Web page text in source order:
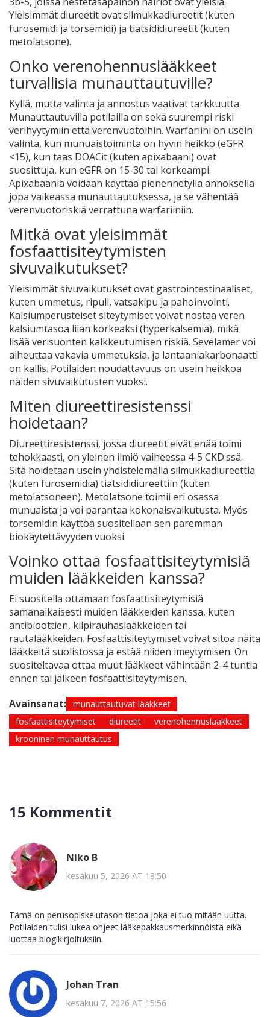
Yleisimmät diureetit ovat silmukkadiureetit (kuten
furosemidi ja torsemidi) ja tiatsididiureetit (kuten
metolatsone).
Onko verenohennuslääkkeet
turvallisia munauttautuville?
Kyllä, mutta valinta ja annostus vaativat tarkkuutta.
Munauttautuvilla potilailla on sekä suurempi riski
verihyytymiin että verenvuotoihin. Warfariini on usein
valinta, kun munuaistoiminta on hyvin heikko (eGFR
<15), kun taas DOACit (kuten apixabaani) ovat
suosittuja, kun eGFR on 15-30 tai korkeampi.
Apixabaania voidaan käyttää pienennetyllä annoksella
jopa vaikeassa munauttautuksessa, ja se vähentää
verenvuotoriskiä verrattuna warfariiniin.
Mitkä ovat yleisimmät
fosfaattisiteytymisten
sivuvaikutukset?
Yleisimmät sivuvaikutukset ovat gastrointestinaaliset,
kuten ummetus, ripuli, vatsakipu ja pahoinvointi.
Kalsiumperusteiset siteytymiset voivat nostaa veren
kalsiumtasoa liian korkeaksi (hyperkalsemia), mikä
lisää verisuonten kalkkeutumisen riskiä. Sevelamer voi
aiheuttaa vakavia ummetuksia, ja lantaaniakarbonaatti
on kallis. Potilaiden noudattavuus on usein heikkoa
näiden sivuvaikutusten vuoksi.
Miten diureettiresistenssi
hoidetaan?
Diureettiresistenssi, jossa diureetit eivät enää toimi
tehokkaasti, on yleinen ilmiö vaiheessa 4-5 CKD:ssä.
Sitä hoidetaan usein yhdistelemällä silmukkadiureettia
(kuten furosemidia) tiatsididiureettiin (kuten
metolatsoneen). Metolatsone toimii eri osassa
munuaista ja voi parantaa kokonaisvaikutusta. Myös
torsemidin käyttöä suositellaan sen paremman
biokäytettävyyden vuoksi.
Voinko ottaa fosfaattisiteytymisiä
muiden lääkkeiden kanssa?
Ei suositella ottamaan fosfaattisiteytymisiä
samanaikaisesti muiden lääkkeiden kanssa, kuten
antibioottien, kilpirauhaslääkkeiden tai
rautalääkkeiden. Fosfaattisiteytymiset voivat sitoa näitä
lääkkeitä suolistossa ja estää niiden imeytymisen. On
suositeltavaa ottaa muut lääkkeet vähintään 2-4 tuntia
ennen tai jälkeen fosfaattisiteytymisen.
Avainsanat: munauttautuvat lääkkeet
fosfaattisiteytymiset
diureetit
verenohennuslääkkeet
krooninen munauttautus
15 Kommentit
Niko B
kesäkuu 5, 2026 AT 18:50
Tämä on perusopiskelutason tietoa joka ei tuo mitään uutta.
Potilaiden tulisi lukea ohjeet lääkepakkausmerkinnöistä eikä
luottaa blogikirjoituksiin.
Johan Tran
kesäkuu 7, 2026 AT 15:56